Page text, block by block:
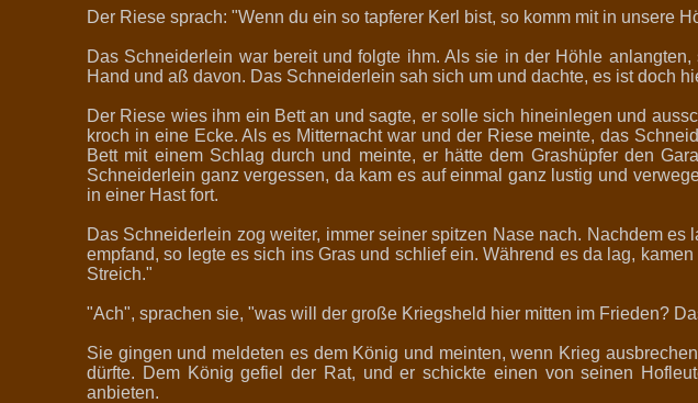
Der Riese sprach: "Wenn du ein so tapferer Kerl bist, so komm mit in unsere
Das Schneiderlein war bereit und folgte ihm. Als sie in der Höhle
Hand und aß davon. Das Schneiderlein sah sich um und dachte, es ist doch
Der Riese wies ihm ein Bett an und sagte, er solle sich hineinlegen und
kroch in eine Ecke. Als es Mitternacht war und der Riese meinte, das
Bett mit einem Schlag durch und meinte, er hätte dem Grashüpfer den
Schneiderlein ganz vergessen, da kam es auf einmal ganz lustig und
in einer Hast fort.
Das Schneiderlein zog weiter, immer seiner spitzen Nase nach. Nachdem
empfand, so legte es sich ins Gras und schlief ein. Während es da lag,
Streich."
"Ach", sprachen sie, "was will der große Kriegsheld hier mitten im Frieden?
Sie gingen und meldeten es dem König und meinten, wenn Krieg
dürfte. Dem König gefiel der Rat, und er schickte einen von seinen
anbieten.